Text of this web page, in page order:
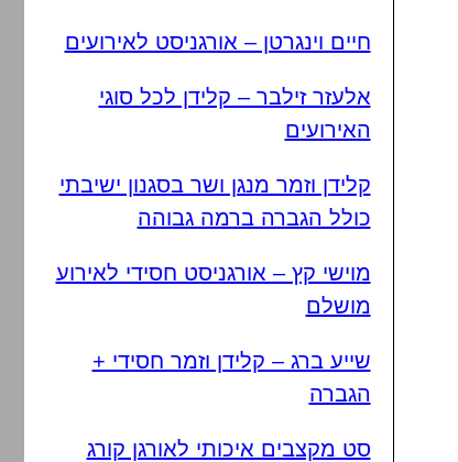
חיים וינגרטן – אורגניסט לאירועים
אלעזר זילבר – קלידן לכל סוגי
האירועים
קלידן וזמר מנגן ושר בסגנון ישיבתי
כולל הגברה ברמה גבוהה
מוישי קץ – אורגניסט חסידי לאירוע
מושלם
שייע ברג – קלידן וזמר חסידי +
הגברה
סט מקצבים איכותי לאורגן קורג